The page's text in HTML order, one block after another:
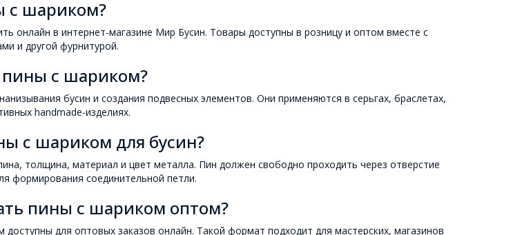
с шариком?
онлайн в интернет-магазине Мир Бусин. Товары доступны в розницу и оптом вместе с
и другой фурнитурой.
с шариком?
бусин и создания подвесных элементов. Они применяются в серьгах, браслетах,
handmade-изделиях.
с шариком для бусин?
толщина, материал и цвет металла. Пин должен свободно проходить через отверстие
формирования соединительной петли.
пины с шариком оптом?
для оптовых заказов онлайн. Такой формат подходит для мастерских, магазинов